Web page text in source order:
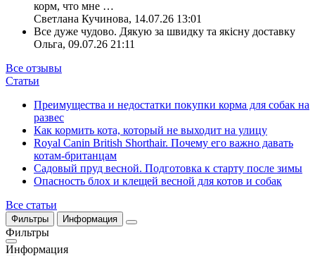
корм, что мне …
Светлана Кучинова, 14.07.26 13:01
Все дуже чудово. Дякую за швидку та якісну доставку
Ольга, 09.07.26 21:11
Все отзывы
Статьи
Преимущества и недостатки покупки корма для собак на
развес
Как кормить кота, который не выходит на улицу
Royal Canin British Shorthair. Почему его важно давать
котам-британцам
Садовый пруд весной. Подготовка к старту после зимы
Опасность блох и клещей весной для котов и собак
Все статьи
Фильтры Информация
Фильтры
Информация